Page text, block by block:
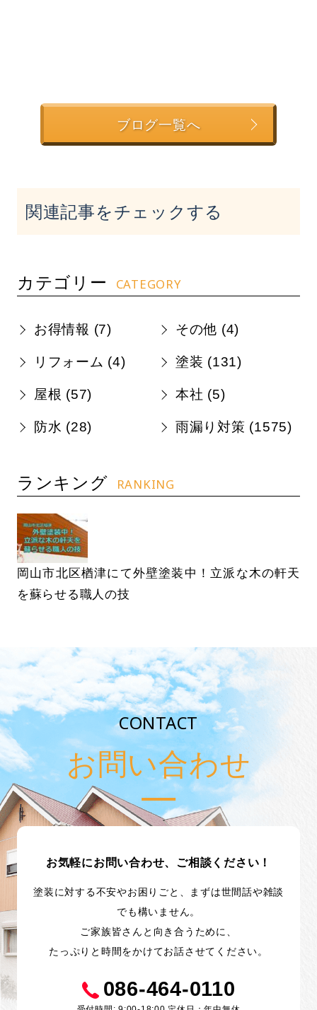
ブログ一覧へ
関連記事をチェックする
カテゴリー CATEGORY
お得情報 (7) その他 (4)
リフォーム (4) 塗装 (131)
屋根 (57) 本社 (5)
防水 (28) 雨漏り対策 (1575)
ランキング RANKING
岡山市北区楢津にて外壁塗装中！立派な木の軒天
を蘇らせる職人の技
CONTACT
お問い合わせ
お気軽にお問い合わせ、ご相談ください！
塗装に対する不安やお困りごと、まずは世間話や雑談
でも構いません。
ご家族皆さんと向き合うために、
たっぷりと時間をかけてお話させてください。
086-464-0110